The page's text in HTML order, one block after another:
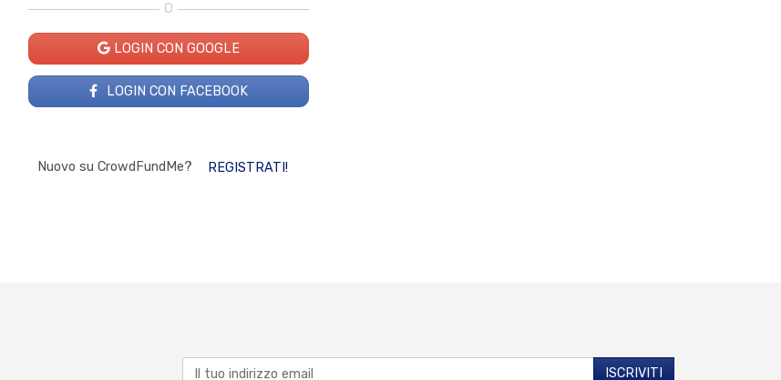
O
LOGIN CON GOOGLE
LOGIN CON FACEBOOK
Nuovo su CrowdFundMe? REGISTRATI!